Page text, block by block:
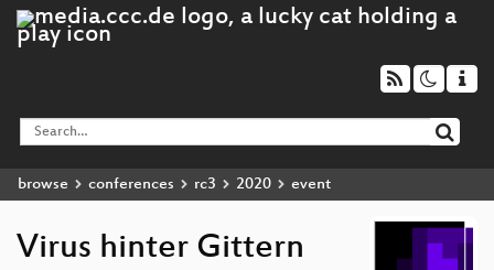
browse conferences rc3 2020 event
Virus hinter Gittern